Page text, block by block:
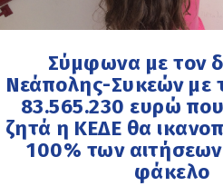
Σύμφωνα με τον
Νεάπολης-Συκεών με
83.565.230 ευρώ
ζητά η ΚΕΔΕ θα
100% των
φάκελο